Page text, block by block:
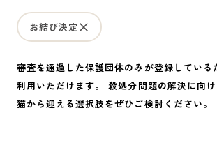
お結び決定
審査を通過した保護団体のみが登録している
利用いただけます。 殺処分問題の解決に向
猫から迎える選択肢をぜひご検討ください。